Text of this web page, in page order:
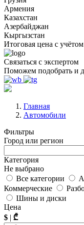
Армения
Казахстан
Азербайджан
Кыргызстан
Итоговая цена с
Связаться с экспертом
Поможем подобрать и
Главная
Автомобили
Фильтры
Город или регион
Категория
Не выбрано
Все категории
Коммерческие
Шины и диски
Цена
$ | ₾